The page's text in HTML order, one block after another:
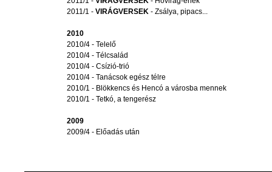
2011/1 - VIRÁGVERSEK - Zsálya, pipacs...
2010
2010/4 - Telelő
2010/4 - Télcsalád
2010/4 - Csízió-trió
2010/4 - Tanácsok egész télre
2010/1 - Blökkencs és Hencó a városba mennek
2010/1 - Tetkó, a tengerész
2009
2009/4 - Előadás után